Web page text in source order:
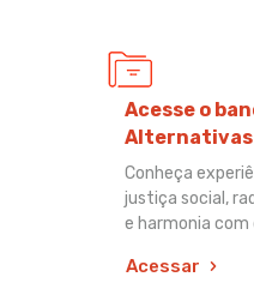
Acesse o
Alternativas
Conheça
justiça social,
e harmonia
Acessar